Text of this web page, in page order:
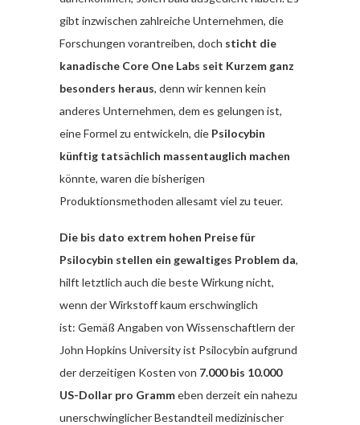
gibt inzwischen zahlreiche Unternehmen, die
Forschungen vorantreiben, doch sticht die
kanadische Core One Labs seit Kurzem ganz
besonders heraus, denn wir kennen kein
anderes Unternehmen, dem es gelungen ist,
eine Formel zu entwickeln, die Psilocybin
künftig tatsächlich massentauglich machen
könnte, waren die bisherigen
Produktionsmethoden allesamt viel zu teuer.
Die bis dato extrem hohen Preise für
Psilocybin stellen ein gewaltiges Problem da,
hilft letztlich auch die beste Wirkung nicht,
wenn der Wirkstoff kaum erschwinglich
ist: Gemäß Angaben von Wissenschaftlern der
John Hopkins University ist Psilocybin aufgrund
der derzeitigen Kosten von 7.000 bis 10.000
US-Dollar pro Grammeben derzeit ein nahezu
unerschwinglicher Bestandteil medizinischer